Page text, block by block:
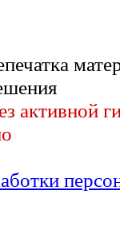
активной